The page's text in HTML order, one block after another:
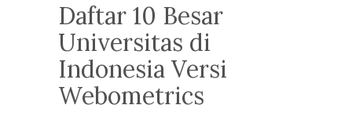
Daftar 10 Besar
Universitas di
Indonesia Versi
Webometrics